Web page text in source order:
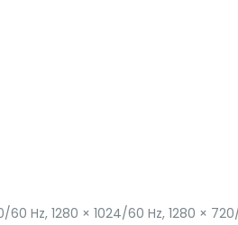
Hz, 1280 × 1024/60 Hz, 1280 ×